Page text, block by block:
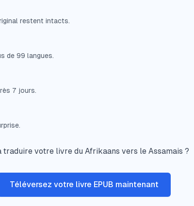
restent intacts.
de 99 langues.
7 jours.
traduire votre livre du Afrikaans vers le Assamais ?
Téléversez votre livre EPUB maintenant